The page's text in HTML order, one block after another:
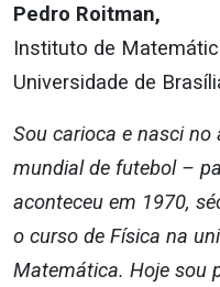
Pedro Roitman,
Instituto de
Universidade de
Sou carioca e nasci
mundial de futebol –
aconteceu em 1970,
o curso de Física na
Matemática. Hoje sou